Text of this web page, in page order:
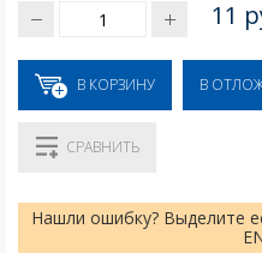
11
В КОРЗИНУ В
СРАВНИТЬ
Нашли ошибку? Выделите